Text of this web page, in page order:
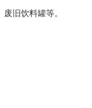
旧饮料罐等。